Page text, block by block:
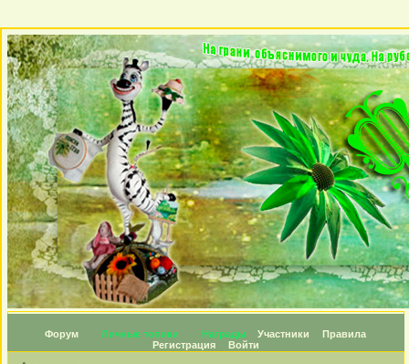
Форум Личные топики Награды Участники
Правила
Регистрация
Войти